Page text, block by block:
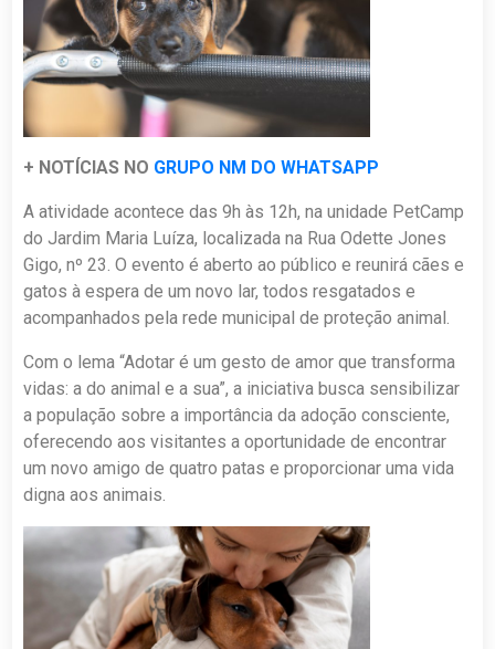
+ NOTÍCIAS NO GRUPO NM DO WHATSAPP
A atividade acontece das 9h às 12h, na unidade PetCamp
do Jardim Maria Luíza, localizada na Rua Odette Jones
Gigo, nº 23. O evento é aberto ao público e reunirá cães e
gatos à espera de um novo lar, todos resgatados e
acompanhados pela rede municipal de proteção animal.
Com o lema “Adotar é um gesto de amor que transforma
vidas: a do animal e a sua”, a iniciativa busca sensibilizar
a população sobre a importância da adoção consciente,
oferecendo aos visitantes a oportunidade de encontrar
um novo amigo de quatro patas e proporcionar uma vida
digna aos animais.